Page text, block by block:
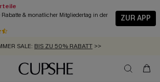
Rabatte & monatlicher Mitgliedertag in der
ZUR APP
MIT JEDEM SCHNELLVERSAND-ARTIKEL >>
SALE: BIS ZU 50% RABATT >>
BIS ZU -20% EXTRA ERHALTEN
VERSAND AB 89 €